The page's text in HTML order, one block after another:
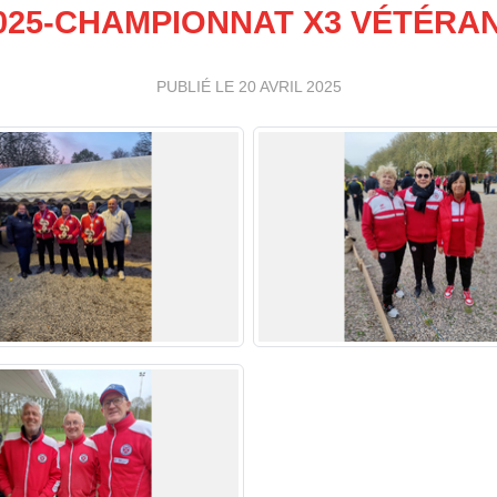
CHAMPIONNAT X3
PUBLIÉ LE 20 AVRIL 2025